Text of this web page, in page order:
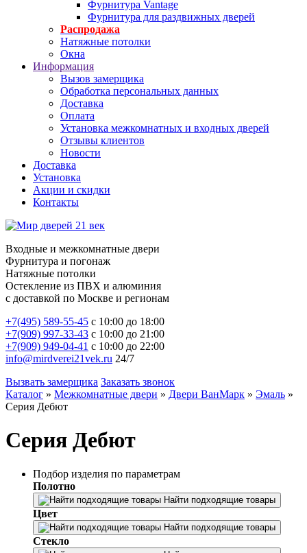
Фурнитура Vantage
Фурнитура для раздвижных дверей
Распродажа
Натяжные потолки
Окна
Информация
Вызов замерщика
Обработка персональных данных
Доставка
Оплата
Установка межкомнатных и входных дверей
Отзывы клиентов
Новости
Доставка
Установка
Акции и скидки
Контакты
Входные и межкомнатные двери
Фурнитура и погонаж
Натяжные потолки
Остекление из ПВХ и алюминия
с доставкой по Москве и регионам
+7(495) 589-55-45 с 10:00 до 18:00
+7(909) 997-33-43 с 10:00 до 21:00
+7(909) 949-04-41 с 10:00 до 22:00
info@mirdverei21vek.ru 24/7
Вызвать замерщика Заказать звонок
Каталог » Межкомнатные двери » Двери ВанМарк » Эмаль »
Серия Дебют
Серия Дебют
Подбор изделия по параметрам
Полотно
Найти подходящие товары
Цвет
Найти подходящие товары
Стекло